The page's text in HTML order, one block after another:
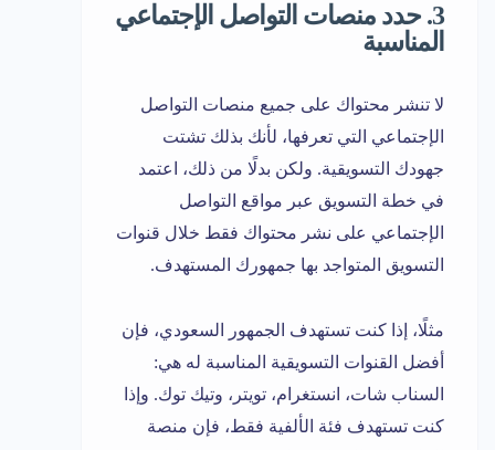
3. حدد منصات التواصل الإجتماعي
المناسبة
لا تنشر محتواك على جميع منصات التواصل
الإجتماعي التي تعرفها، لأنك بذلك تشتت
جهودك التسويقية. ولكن بدلًا من ذلك، اعتمد
في خطة التسويق عبر مواقع التواصل
الإجتماعي على نشر محتواك فقط خلال قنوات
التسويق المتواجد بها جمهورك المستهدف.
مثلًا، إذا كنت تستهدف الجمهور السعودي، فإن
أفضل القنوات التسويقية المناسبة له هي:
السناب شات، انستغرام، تويتر، وتيك توك. وإذا
كنت تستهدف فئة الألفية فقط، فإن منصة